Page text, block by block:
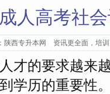
人高考社
陕西专升本网 资讯更全面，培
才的要求越来
学历的重要性